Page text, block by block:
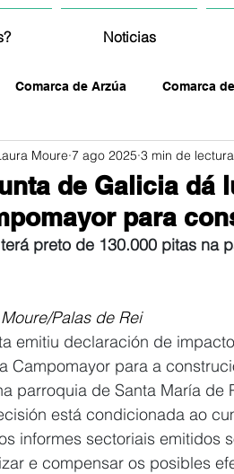
Noticias
Comarca de Arzúa Comarca
de Galicia dá
para
Moure 7 ago 2025 3 min de lectura
preto de 130.000 pitas na
Palas de Rei
emitiu declaración de
Campomayor para a
parroquia de Santa María de
está condicionada ao
informes sectoriais emitidos
e compensar os posibles